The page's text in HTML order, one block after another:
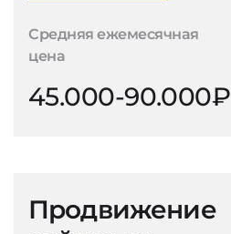
Средняя ежемесячная
цена
45.000-90.000₽
Продвижение